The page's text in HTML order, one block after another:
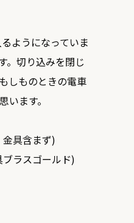
ようになっていま
。切り込みを閉じ
しものときの電車
ます。
具含まず)
ラスゴールド)